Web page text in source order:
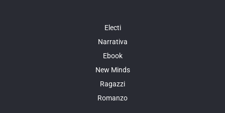
Electi
Narrativa
Ebook
New Minds
Ragazzi
Romanzo